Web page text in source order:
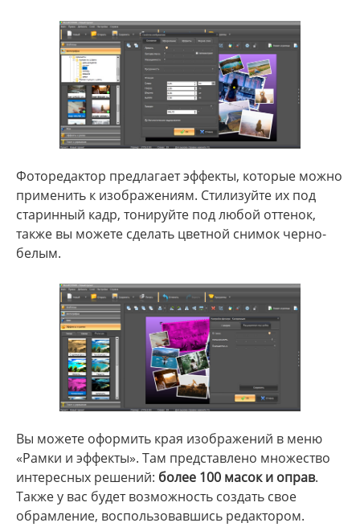
Фоторедактор предлагает эффекты, которые можно
применить к изображениям. Стилизуйте их под
старинный кадр, тонируйте под любой оттенок,
также вы можете сделать цветной снимок черно-
белым.
Вы можете оформить края изображений в меню
«Рамки и эффекты». Там представлено множество
интересных решений: более 100 масок и оправ.
Также у вас будет возможность создать свое
обрамление, воспользовавшись редактором.